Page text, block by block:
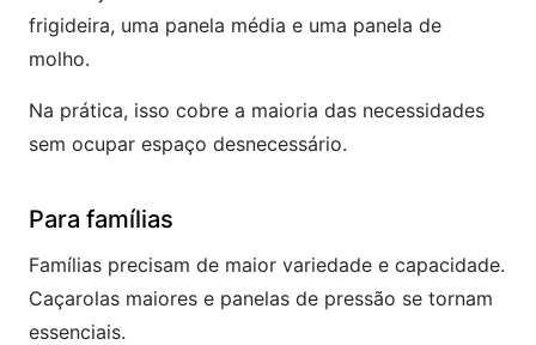
frigideira, uma panela média e uma panela de
molho.
Na prática, isso cobre a maioria das necessidades
sem ocupar espaço desnecessário.
Para famílias
Famílias precisam de maior variedade e capacidade.
Caçarolas maiores e panelas de pressão se tornam
essenciais.